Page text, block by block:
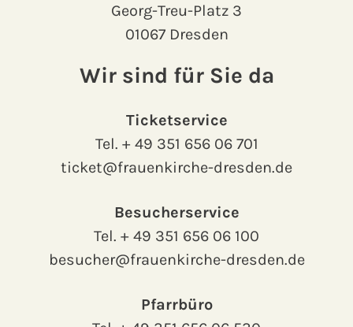
Georg-Treu-Platz 3
01067 Dresden
Wir sind für Sie da
Ticketservice
Tel. + 49 351 656 06 701
ticket@frauenkirche-dresden.de
Besucherservice
Tel. + 49 351 656 06 100
besucher@frauenkirche-dresden.de
Pfarrbüro